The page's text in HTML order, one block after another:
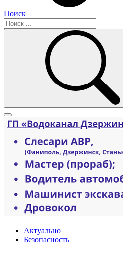
Поиск
Актуально
Безопасность